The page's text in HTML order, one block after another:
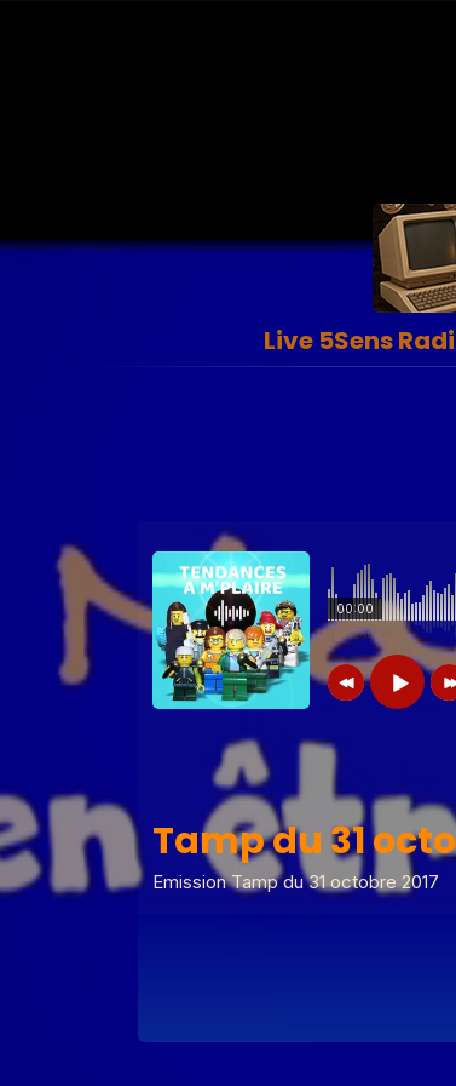
Live 5Sens
00:00
Tendances à m'plaire
Tendances à m'plaire
Tamp du 31
Emission Tamp du 31 octobre 2017